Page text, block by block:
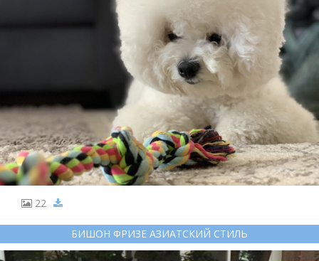
22
БИШОН ФРИЗЕ АЗИАТСКИЙ СТИЛЬ